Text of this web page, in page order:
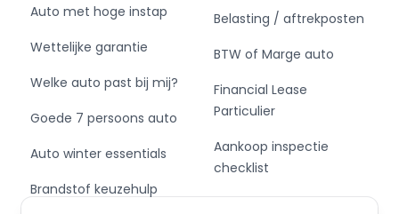
Auto met hoge instap
Wettelijke garantie
Welke auto past bij mij?
Goede 7 persoons auto
Auto winter essentials
Brandstof keuzehulp
Belasting / aftrekposten
BTW of Marge auto
Financial Lease
Particulier
Aankoop inspectie
checklist
Private Leasen,